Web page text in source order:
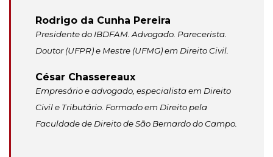
Rodrigo da Cunha Pereira
Presidente do IBDFAM. Advogado. Parecerista.
Doutor (UFPR) e Mestre (UFMG) em Direito Civil.
César Chassereaux
Empresário e advogado, especialista em Direito
Civil e Tributário. Formado em Direito pela
Faculdade de Direito de São Bernardo do Campo.